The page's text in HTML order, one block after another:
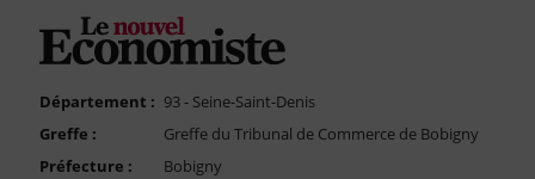
FAQ
Compte PRO
Département : 93 - Seine-Saint-Denis
Greffe :
Greffe du Tribunal de Commerce de Bobigny
Préfecture :
Bobigny